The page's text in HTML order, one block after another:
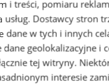
i treści, pomiaru
Dostawcy stron
dane w tych i innych
geolokalizacyjne i
tej witryny.
interesie